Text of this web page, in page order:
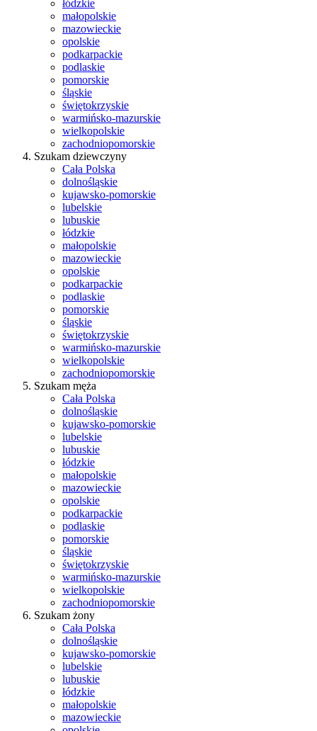
łódzkie
małopolskie
mazowieckie
opolskie
podkarpackie
podlaskie
pomorskie
śląskie
świętokrzyskie
warmińsko-mazurskie
wielkopolskie
zachodniopomorskie
Szukam dziewczyny
Cała Polska
dolnośląskie
kujawsko-pomorskie
lubelskie
lubuskie
łódzkie
małopolskie
mazowieckie
opolskie
podkarpackie
podlaskie
pomorskie
śląskie
świętokrzyskie
warmińsko-mazurskie
wielkopolskie
zachodniopomorskie
Szukam męża
Cała Polska
dolnośląskie
kujawsko-pomorskie
lubelskie
lubuskie
łódzkie
małopolskie
mazowieckie
opolskie
podkarpackie
podlaskie
pomorskie
śląskie
świętokrzyskie
warmińsko-mazurskie
wielkopolskie
zachodniopomorskie
Szukam żony
Cała Polska
dolnośląskie
kujawsko-pomorskie
lubelskie
lubuskie
łódzkie
małopolskie
mazowieckie